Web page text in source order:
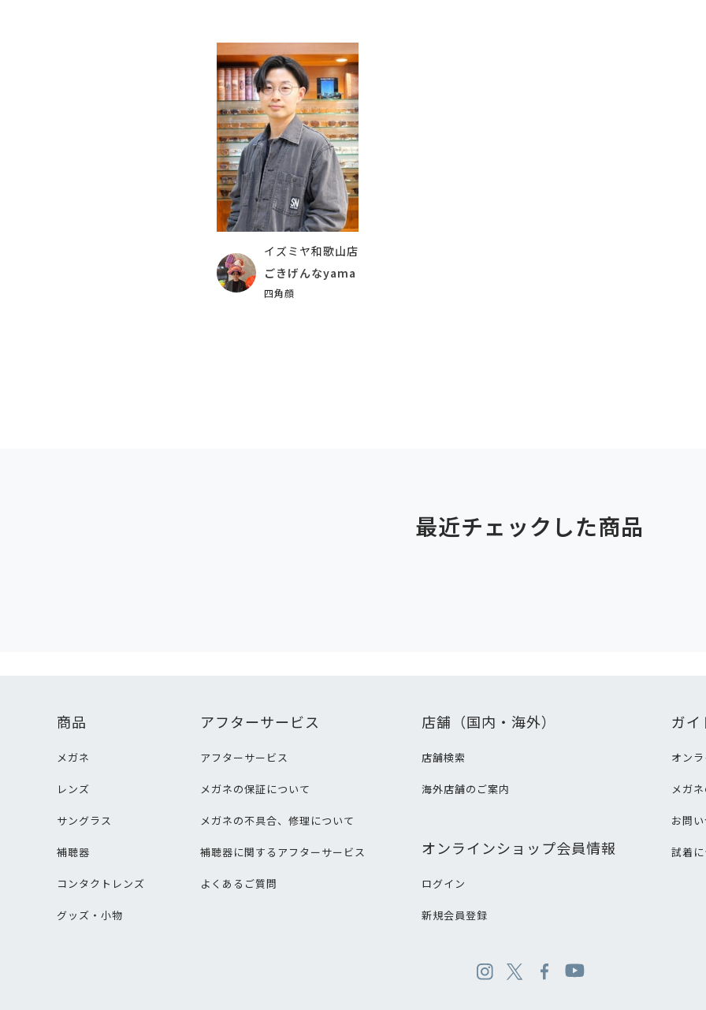
イズミヤ和歌山店
ごきげんなyama
四角顔
最近チェックした商品
商品
メガネ
レンズ
サングラス
補聴器
コンタクトレンズ
グッズ・小物
アフターサービス
アフターサービス
メガネの保証について
メガネの不具合、修理について
補聴器に関するアフターサービス
よくあるご質問
店舗（国内・海外）
店舗検索
海外店舗のご案内
オンラインショップ会員情報
ログイン
新規会員登録
ガイ
オン
メガ
お問
試着